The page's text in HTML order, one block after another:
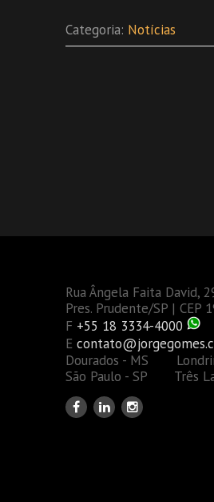
Categoria: Notícias
Rua Ângela Faita David,
Pres. Prudente/SP | CEP
F +55 18 3334-4000
E
Dourados - MS
São Paulo - SP Três